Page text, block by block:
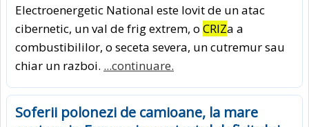
Electroenergetic National este lovit de un atac
cibernetic, un val de frig extrem, o CRIZa a
combustibililor, o seceta severa, un cutremur sau
chiar un razboi. ...continuare.
Soferii polonezi de camioane, la mare